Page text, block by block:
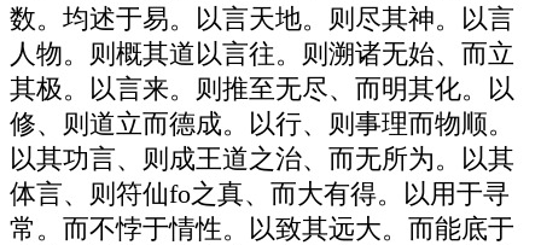
数。均述于易。以言天地。则尽其神。以言
人物。则概其道以言往。则溯诸无始、而立
其极。以言来。则推至无尽、而明其化。以
修、则道立而德成。以行、则事理而物顺。
以其功言、则成王道之治、而无所为。以其
体言、则符仙fo之真、而大有得。以用于寻
常。而不悖于情性。以致其远大。而能底于